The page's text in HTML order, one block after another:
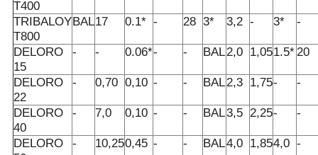
T400
TRIBALOY
T800
BAL17 0.1* - 28 3* 3,2 - 3* -
DELORO
15
- - 0.06*- - BAL2,0 1,051.5*20
DELORO
22
- 0,70 0,10 - - BAL2,3 1,75- -
DELORO
40
- 7,0 0,10 - - BAL3,5 2,25- -
DELORO
- 10,250,45 - - BAL4,0 1,854,0 -